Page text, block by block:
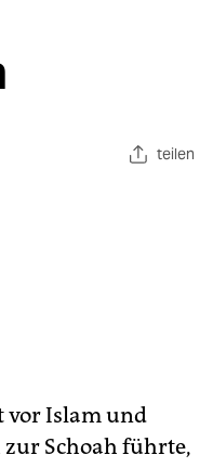
teilen
vor Islam und
Schoah führte,